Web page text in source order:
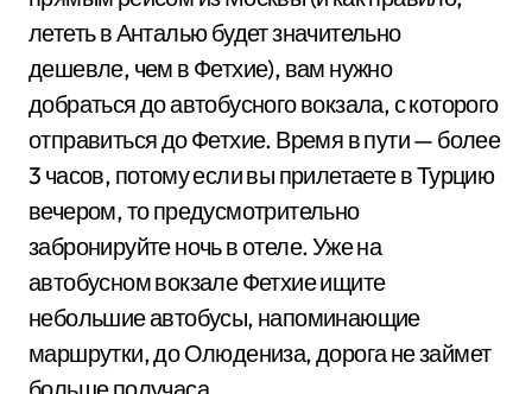
лететь в Анталью будет значительно
дешевле, чем в Фетхие), вам нужно
добраться до автобусного вокзала, с которого
отправиться до Фетхие. Время в пути — более
3 часов, потому если вы прилетаете в Турцию
вечером, то предусмотрительно
забронируйте ночь в отеле. Уже на
автобусном вокзале Фетхие ищите
небольшие автобусы, напоминающие
маршрутки, до Олюдениза, дорога не займет